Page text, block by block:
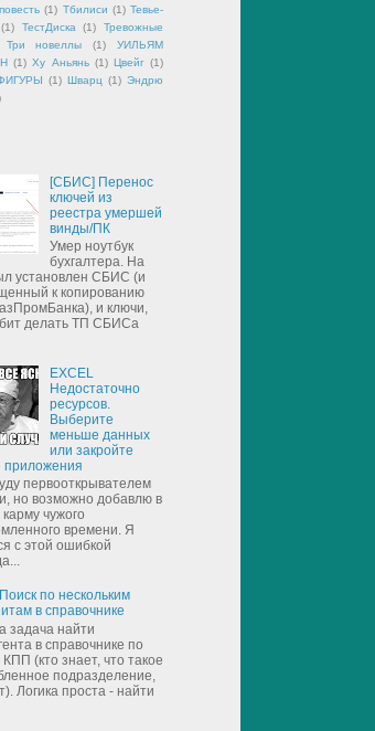
(1) Тбилиси (1) Тевье-
(1) ТестДиска (1)
Тревожные
Три новеллы (1)
УИЛЬЯМ
(1) Ху Аньянь (1) Цвейг (1)
(1) Шварц (1) Эндрю
[СБИС] Перенос
ключей из
реестра умершей
винды/ПК
Умер ноутбук
бухгалтера. На
установлен СБИС (и
к копированию
и ключи,
делать ТП СБИСа
EXCEL
Недостаточно
ресурсов.
Выберите
меньше данных
или закройте
приложения
первооткрывателем
но возможно добавлю в
чужого
времени. Я
с этой ошибкой
по нескольким
в справочнике
задача найти
в справочнике по
(кто знает, что такое
подразделение,
Логика проста - найти